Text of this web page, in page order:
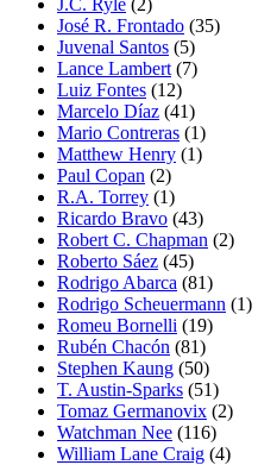
José R. Frontado (35)
Juvenal Santos (5)
Lance Lambert (7)
Luiz Fontes (12)
Marcelo Díaz (41)
Mario Contreras (1)
Matthew Henry (1)
Paul Copan (2)
R.A. Torrey (1)
Ricardo Bravo (43)
Robert C. Chapman (2)
Roberto Sáez (45)
Rodrigo Abarca (81)
Rodrigo Scheuermann (1)
Romeu Bornelli (19)
Rubén Chacón (81)
Stephen Kaung (50)
T. Austin-Sparks (51)
Tomaz Germanovix (2)
Watchman Nee (116)
William Lane Craig (4)